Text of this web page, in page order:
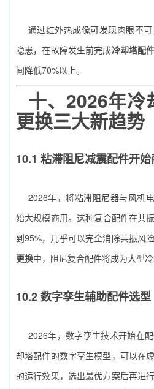
通过红外热成像可发现肉眼不
隐患，在故障发生前完成冷却塔配
间降低70%以上。
十、2026年冷
更换三大新趋势
10.1 粘滞阻尼减震配件开始
2026年，将粘滞阻尼器与风机
始大规模商用。这种复合配件在共
到95%，几乎可以完全消除共振风
更换中，阻尼复合配件将成为大型
10.2 数字孪生辅助配件选型
2026年，数字孪生技术开始在
却塔配件的数字孪生模型，可以在
的运行效果，选出最优方案后再进